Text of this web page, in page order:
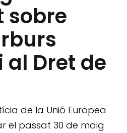
sobre
Dret de
de la Unió Europea
el passat 30 de maig